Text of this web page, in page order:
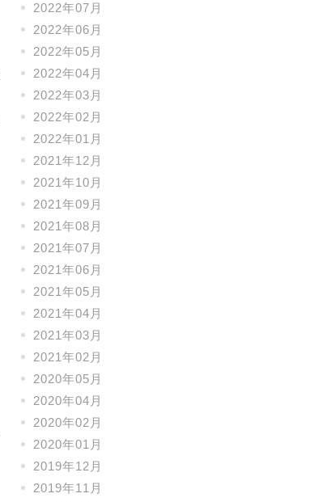
2022年07月
2022年06月
2022年05月
2022年04月
2022年03月
2022年02月
2022年01月
2021年12月
2021年10月
2021年09月
2021年08月
2021年07月
2021年06月
2021年05月
2021年04月
2021年03月
2021年02月
2020年05月
2020年04月
2020年02月
2020年01月
2019年12月
2019年11月